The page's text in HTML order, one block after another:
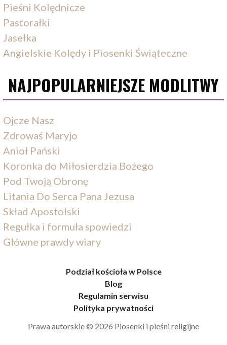
Pieśni Kolędnicze
Pastorałki
Jasełka
Angielskie Kolędy i Piosenki Świąteczne
NAJPOPULARNIEJSZE MODLITWY
Ojcze Nasz
Zdrowaś Maryjo
Anioł Pański
Koronka do Miłosierdzia Bożego
Pod Twoją Obronę
Litania Do Serca Pana Jezusa
Skład Apostolski
Regułka i formuła spowiedzi
Główne prawdy wiary
Podział kościoła w Polsce
Blog
Regulamin serwisu
Polityka prywatności
Prawa autorskie © 2026 Piosenki i pieśni religijne